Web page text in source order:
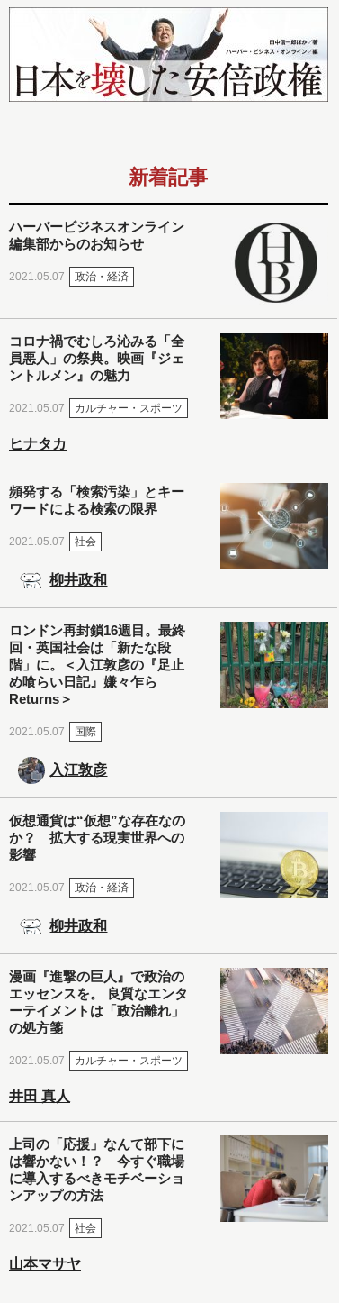
新着記事
ハーバービジネスオンライン
編集部からのお知らせ
2021.05.07 政治・経済
コロナ禍でむしろ沁みる「全
員悪人」の祭典。映画『ジェ
ントルメン』の魅力
2021.05.07 カルチャー・スポーツ
ヒナタカ
頻発する「検索汚染」とキー
ワードによる検索の限界
2021.05.07 社会
柳井政和
ロンドン再封鎖16週目。最終
回・英国社会は「新たな段
階」に。＜入江敦彦の『足止
め喰らい日記』嫌々乍ら
Returns＞
2021.05.07 国際
入江敦彦
仮想通貨は“仮想”な存在なの
か？ 拡大する現実世界への
影響
2021.05.07 政治・経済
柳井政和
漫画『進撃の巨人』で政治の
エッセンスを。 良質なエンタ
ーテイメントは「政治離れ」
の処方箋
2021.05.07 カルチャー・スポーツ
井田 真人
上司の「応援」なんて部下に
は響かない！？ 今すぐ職場
に導入するべきモチベーショ
ンアップの方法
2021.05.07 社会
山本マサヤ